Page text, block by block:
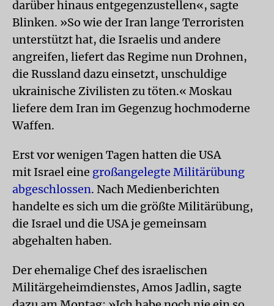
darüber hinaus entgegenzustellen«, sagte
Blinken. »So wie der Iran lange Terroristen
unterstützt hat, die Israelis und andere
angreifen, liefert das Regime nun Drohnen,
die Russland dazu einsetzt, unschuldige
ukrainische Zivilisten zu töten.« Moskau
liefere dem Iran im Gegenzug hochmoderne
Waffen.
Erst vor wenigen Tagen hatten die USA
mit Israel eine großangelegte Militärübung
abgeschlossen. Nach Medienberichten
handelte es sich um die größte Militärübung,
die Israel und die USA je gemeinsam
abgehalten haben.
Der ehemalige Chef des israelischen
Militärgeheimdienstes, Amos Jadlin, sagte